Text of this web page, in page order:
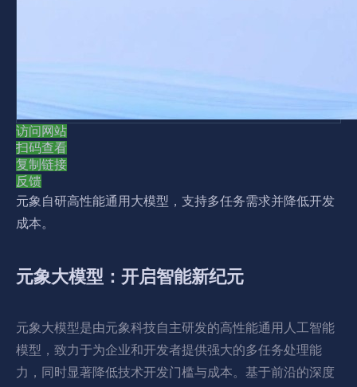
访问网站
扫码查看
复制链接
反馈
元象自研高性能通用大模型，支持多任务需求并降低开发
成本。
元象大模型：开启智能新纪元
元象大模型是由元象科技自主研发的高性能通用人工智能
模型，致力于为企业和开发者提供强大的多任务处理能
力，同时显著降低技术开发门槛与成本。基于前沿的深度